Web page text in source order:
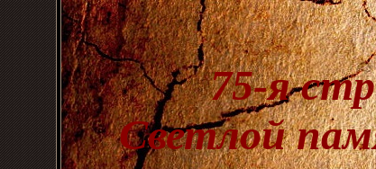
75-я
Светлой